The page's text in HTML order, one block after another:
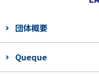
団体概要
Queque